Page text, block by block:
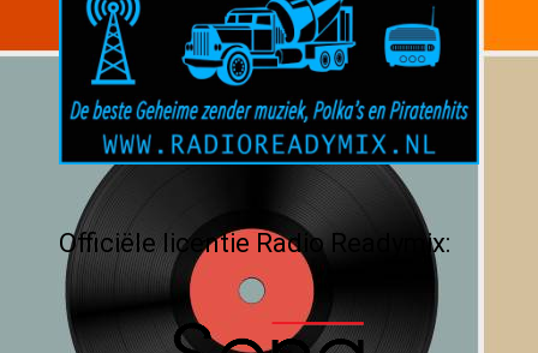
Officiële licentie Radio Readymix: